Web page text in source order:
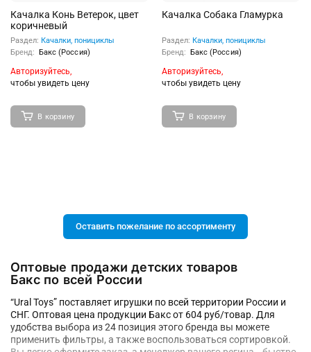
Качалка Конь Ветерок, цвет
коричневый
Раздел: Качалки, понициклы
Бренд: Бакс (Россия)
Авторизуйтесь,
чтобы увидеть цену
В корзину
Качалка Собака Гламурка
Раздел: Качалки, понициклы
Бренд: Бакс (Россия)
Авторизуйтесь,
чтобы увидеть цену
В корзину
Оставить пожелание по ассортименту
Оптовые продажи детских товаров
Бакс по всей России
“Ural Toys” поставляет игрушки по всей территории России и
СНГ. Оптовая цена продукции Бакс от 604 руб/товар. Для
удобства выбора из 24 позиция этого бренда вы можете
применить фильтры, а также воспользоваться сортировкой.